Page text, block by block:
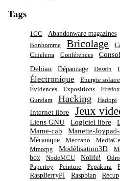
Tags
1CC Abandonware magazines
Bonhomme
Bricolage
Cinelerra
Conférences
Debian Dépannage Dessin
Électronique Energie solaire
Évidences
Expositions
Gundam
Hacking Hadopi
Internet libre Jeux
Liens GNU Logiciel libre
Mame-cab Manette-
Mécanique Meccano
Mmorpg Modélisation3D
box
NodeMCU Nolife!
Papertoy
Peinture Pepakura
RaspBerryPI Raspbian Récup